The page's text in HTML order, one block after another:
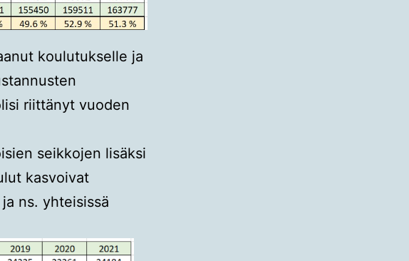
koulutukselle ja
riittänyt vuoden
seikkojen lisäksi
kasvoivat
ns. yhteisissä